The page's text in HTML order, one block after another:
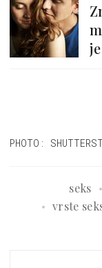
PHOTO:
seks
vrste